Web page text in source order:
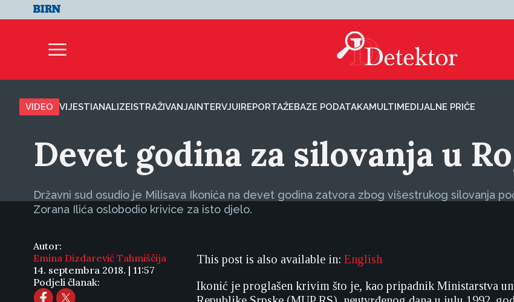
VIDEO VIJESTIANALIZEISTRAŽIVANJAINTERVJUIREPORTAŽEBAZE PODATAKAMULTIMEDIJALNE PRIČE
Devet godina za silovanja u
Državni sud osudio je Milisava Ikonića na devet godina zatvora zbog višestrukog silovanja
Zorana Ilića oslobodio krivice za isto djelo.
Autor:
Emina Dizdarević Tahmiščija
14. septembra 2018. | 11:57
Podjeli članak:
This post is also available in: English
Ikonić je proglašen krivim što je, kao pripadnik Ministarstva